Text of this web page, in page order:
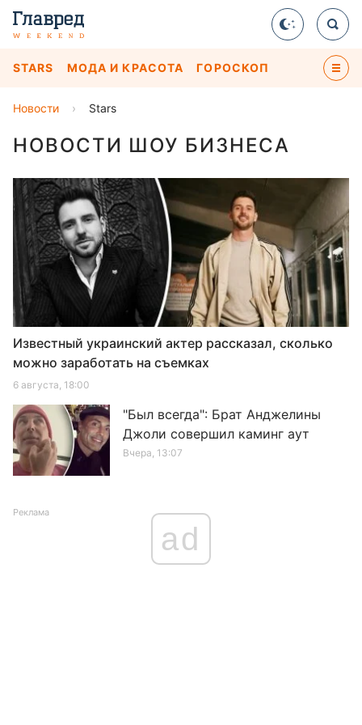
STARS МОДА И КРАСОТА ГОРОСКОП
Новости › Stars
НОВОСТИ ШОУ БИЗНЕСА
Известный украинский актер рассказал, сколько
можно заработать на съемках
6 августа, 18:00
"Был всегда": Брат Анджелины
Джоли совершил каминг аут
Вчера, 13:07
Реклама
ad